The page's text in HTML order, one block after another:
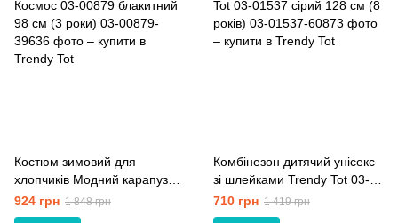
Костюм зимовий для
хлопчиків Модний карапуз
Космос 03-00879 блакитний
98 см (3 роки)
924 грн 1 848 грн
Комбінезон дитячий унісекс
зі шлейками Trendy Tot 03-
01537 сірий 128 см (8 років)
710 грн 1 419 грн